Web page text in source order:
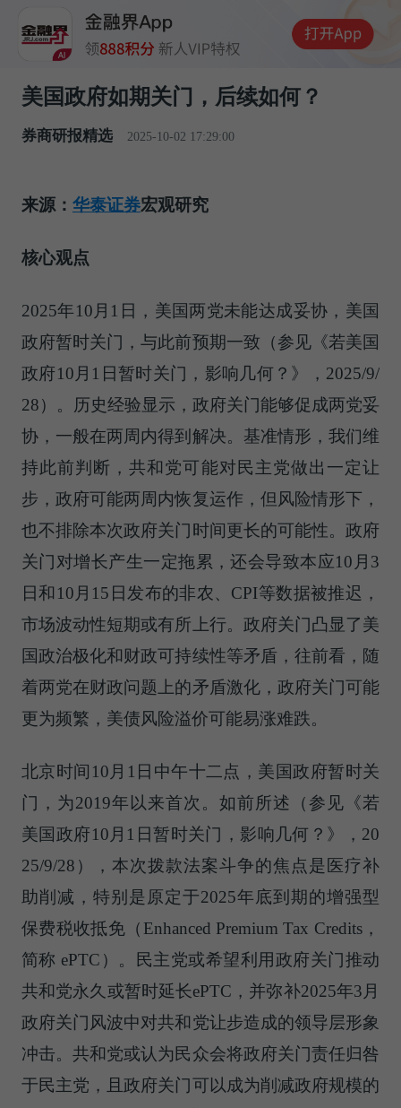
美国政府如期关门，后续如何？
券商研报精选 2025-10-02 17:29:00
来源： 华泰证券宏观研究
核心观点
2025年10月1日，美国两党未能达成妥协，美国
政府暂时关门，与此前预期一致（参见《若美国
政府10月1日暂时关门，影响几何？》，2025/9/
28）。历史经验显示，政府关门能够促成两党妥
协，一般在两周内得到解决。基准情形，我们维
持此前判断，共和党可能对民主党做出一定让
步，政府可能两周内恢复运作，但风险情形下，
也不排除本次政府关门时间更长的可能性。政府
关门对增长产生一定拖累，还会导致本应10月3
日和10月15日发布的非农、CPI等数据被推迟，
市场波动性短期或有所上行。政府关门凸显了美
国政治极化和财政可持续性等矛盾，往前看，随
着两党在财政问题上的矛盾激化，政府关门可能
更为频繁，美债风险溢价可能易涨难跌。
北京时间10月1日中午十二点，美国政府暂时关
门，为2019年以来首次。如前所述（参见《若
美国政府10月1日暂时关门，影响几何？》，20
25/9/28），本次拨款法案斗争的焦点是医疗补
助削减，特别是原定于2025年底到期的增强型
保费税收抵免（Enhanced Premium Tax Credits，
简称 ePTC）。民主党或希望利用政府关门推动
共和党永久或暂时延长ePTC，并弥补2025年3月
政府关门风波中对共和党让步造成的领导层形象
冲击。共和党或认为民众会将政府关门责任归咎
于民主党，且政府关门可以成为削减政府规模的